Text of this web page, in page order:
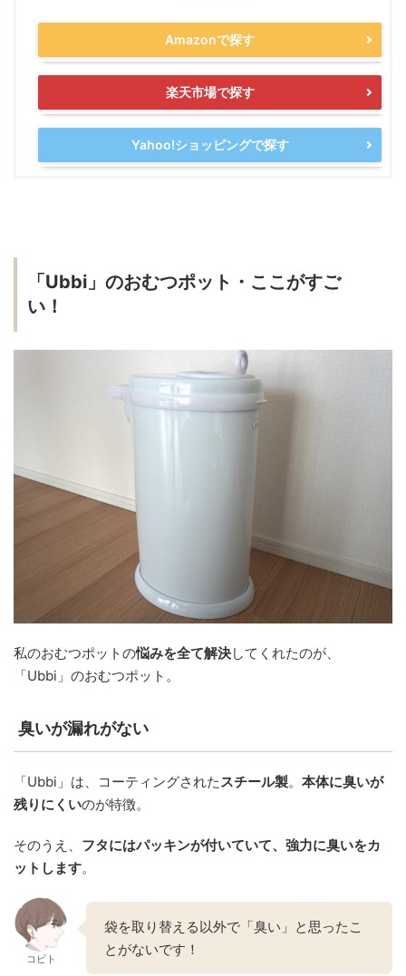
Amazonで探す
楽天市場で探す
Yahoo!ショッピングで探す
「Ubbi」のおむつポット・ここがすご
い！
私のおむつポットの悩みを全て解決してくれたのが、
「Ubbi」のおむつポット 。
臭いが漏れがない
「Ubbi」は、コーティングされたスチール製。 本体に臭いが
残りにくいのが特徴。
そのうえ、 フタにはパッキンが付いていて、強力に臭いをカ
ットします。
コビト
袋を取り替える以外で「臭い」と思ったこ
とがないです！